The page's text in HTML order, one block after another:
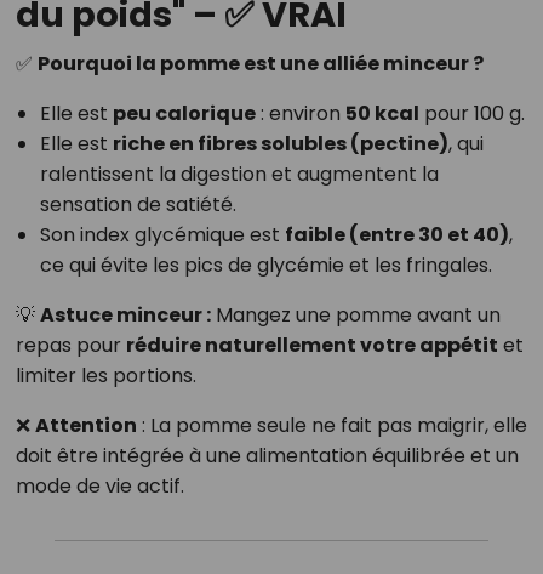
du poids" – ✅ VRAI
✅ Pourquoi la pomme est une alliée minceur ?
Elle est peu calorique: environ 50 kcal pour 100 g.
Elle est riche en fibres solubles (pectine), qui
ralentissent la digestion et augmentent la
sensation de satiété.
Son index glycémique est faible (entre 30 et 40),
ce qui évite les pics de glycémie et les fringales.
💡Astuce minceur :Mangez une pomme avant un
repas pour réduire naturellement votre appétit et
limiter les portions.
❌Attention : La pomme seule ne fait pas maigrir, elle
doit être intégrée à une alimentation équilibrée et un
mode de vie actif.